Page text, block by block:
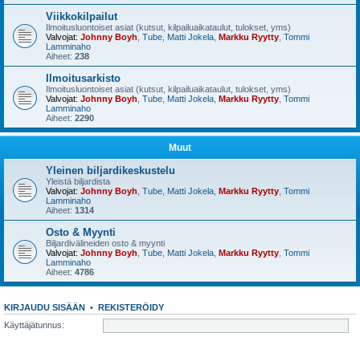
Viikkokilpailut
Ilmoitusluontoiset asiat (kutsut, kilpailuaikataulut, tulokset, yms)
Valvojat: Johnny Boyh Tube Matti Jokela Markku Ryytty Tommi
Lamminaho
Aiheet: 238
Ilmoitusarkisto
Ilmoitusluontoiset asiat (kutsut, kilpailuaikataulut, tulokset, yms)
Valvojat: Johnny Boyh Tube Matti Jokela Markku Ryytty Tommi
Lamminaho
Aiheet: 2290
Muut
Yleinen biljardikeskustelu
Yleistä biljardista
Valvojat: Johnny Boyh Tube Matti Jokela Markku Ryytty Tommi
Lamminaho
Aiheet: 1314
Osto & Myynti
Biljardivälineiden osto & myynti
Valvojat: Johnny Boyh Tube Matti Jokela Markku Ryytty Tommi
Lamminaho
Aiheet: 4786
KIRJAUDU SISÄÄN • REKISTERÖIDY
Käyttäjätunnus: